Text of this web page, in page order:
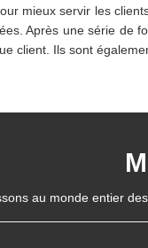
mieux servir les
Après une série
client. Ils sont
au monde entier